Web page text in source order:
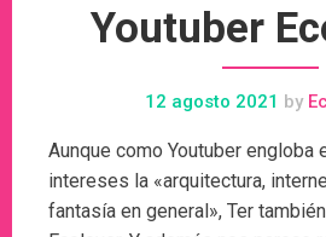
Youtuber
12 agosto 2021 by
Aunque como Youtuber engloba
intereses la «arquitectura,
fantasía en general», Ter